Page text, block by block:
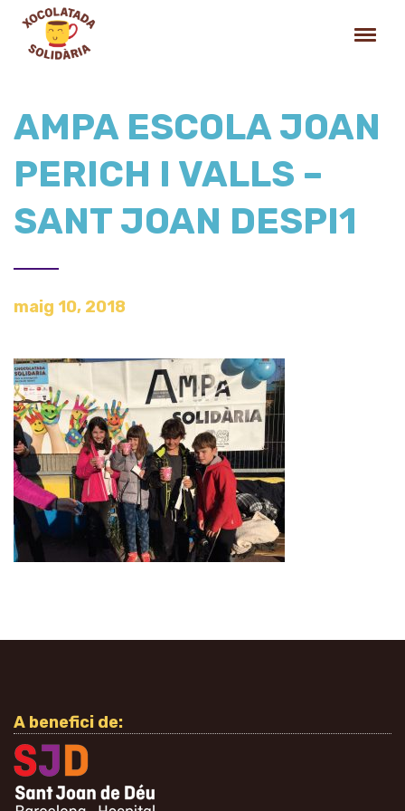
AMPA ESCOLA JOAN
PERICH I VALLS –
SANT JOAN DESPI1
maig 10, 2018
A benefici de: